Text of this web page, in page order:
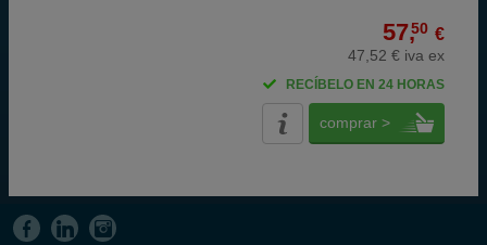
57,50 €
47,52 € iva ex
RECÍBELO EN 24 HORAS
comprar >